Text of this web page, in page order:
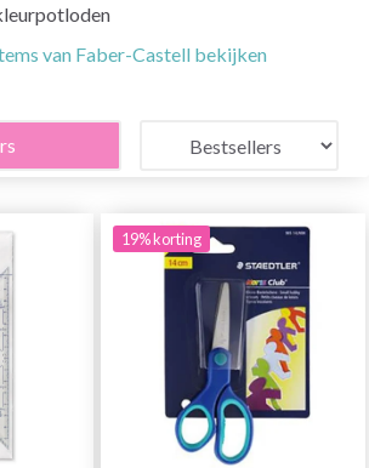
van Faber-Castell bekijken
19% korting